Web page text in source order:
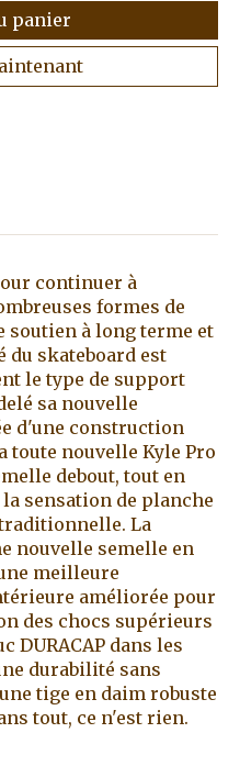
panier
continuer à
formes de
soutien à long terme et
du skateboard est
le type de support
sa nouvelle
d'une construction
toute nouvelle Kyle Pro
debout, tout en
sensation de planche
La
nouvelle semelle en
meilleure
améliorée pour
des chocs supérieurs
DURACAP dans les
durabilité sans
tige en daim robuste
tout, ce n'est rien.